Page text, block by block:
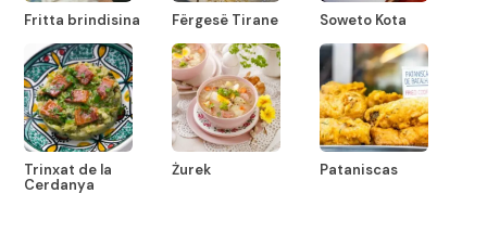
Fritta brindisina Fërgesë Tirane Soweto Kota
Trinxat de la
Cerdanya
Żurek Pataniscas